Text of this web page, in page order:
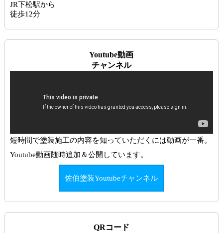
JR下松駅から
徒歩12分
Youtube動画
チャンネル
短時間で塗装施工の内容を知っていただくには動画が一番。
Youtube動画随時追加＆公開しています。
佐伯塗装Youtubeチャンネル
QRコード